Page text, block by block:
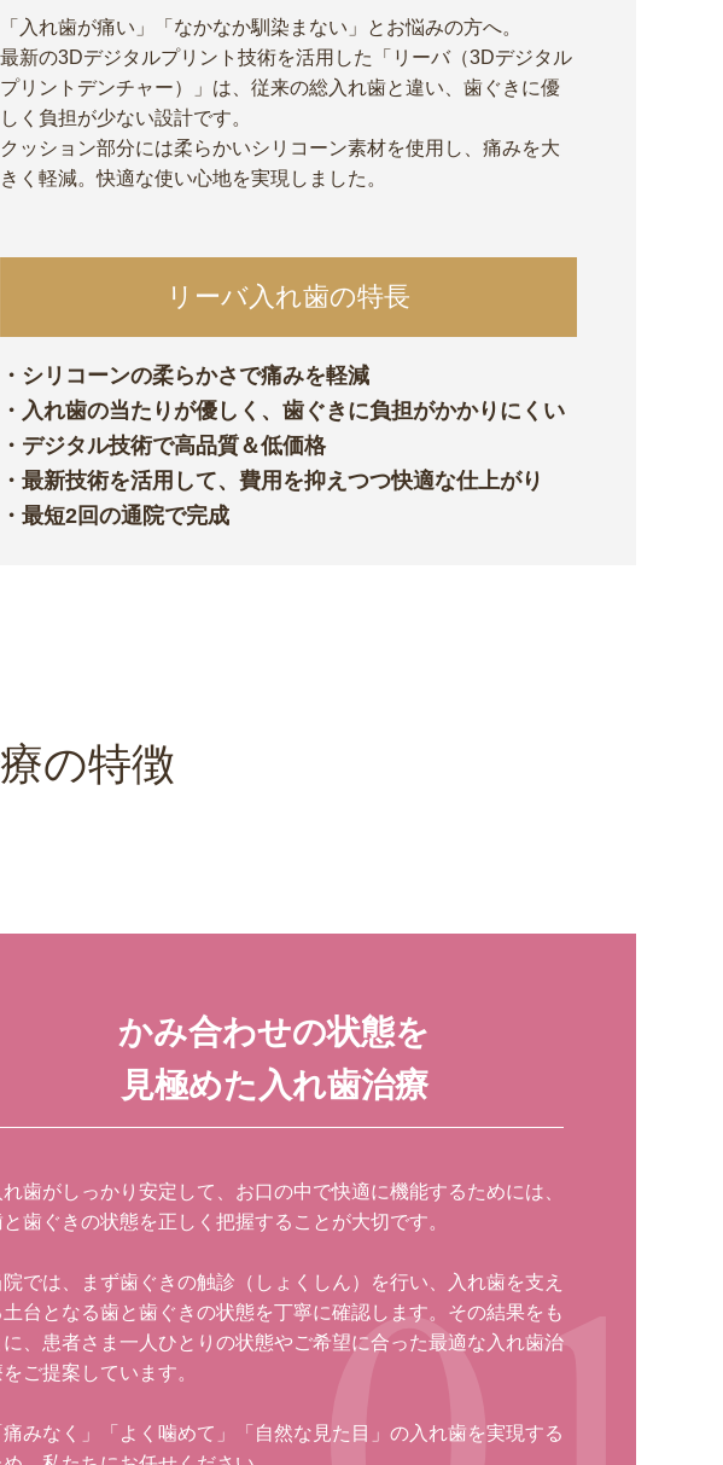
「入れ歯が痛い」「なかなか馴染まない」とお悩みの方へ。
最新の3Dデジタルプリント技術を活用した「リーバ（3Dデジタル
プリントデンチャー）」は、従来の総入れ歯と違い、歯ぐきに優
しく負担が少ない設計です。
クッション部分には柔らかいシリコーン素材を使用し、痛みを大
きく軽減。快適な使い心地を実現しました。
リーバ入れ歯の特長
・シリコーンの柔らかさで痛みを軽減
・入れ歯の当たりが優しく、歯ぐきに負担がかかりにくい
・デジタル技術で高品質＆低価格
・最新技術を活用して、費用を抑えつつ快適な仕上がり
・最短2回の通院で完成
の特徴
かみ合わせの状態を
見極めた入れ歯治療
れ歯がしっかり安定して、お口の中で快適に機能するためには、
歯ぐきの状態を正しく把握することが大切です。
院では、まず歯ぐきの触診（しょくしん）を行い、入れ歯を支え
土台となる歯と歯ぐきの状態を丁寧に確認します。その結果をも
に、患者さま一人ひとりの状態やご希望に合った最適な入れ歯治
ご提案しています。
痛みなく」「よく噛めて」「自然な見た目」の入れ歯を実現する